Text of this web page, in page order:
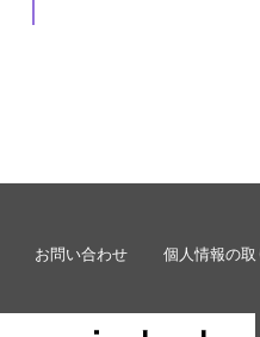
お問い合わせ 個人情報の